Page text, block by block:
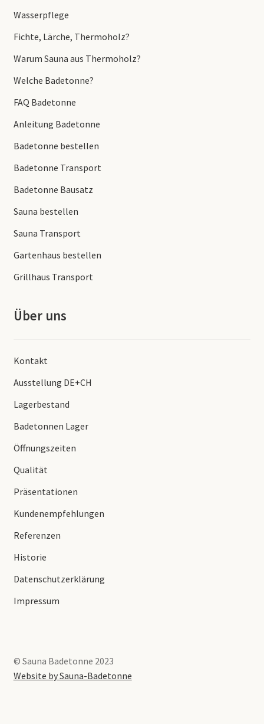
Wasserpflege
Fichte, Lärche, Thermoholz?
Warum Sauna aus Thermoholz?
Welche Badetonne?
FAQ Badetonne
Anleitung Badetonne
Badetonne bestellen
Badetonne Transport
Badetonne Bausatz
Sauna bestellen
Sauna Transport
Gartenhaus bestellen
Grillhaus Transport
Über uns
Kontakt
Ausstellung DE+CH
Lagerbestand
Badetonnen Lager
Öffnungszeiten
Qualität
Präsentationen
Kundenempfehlungen
Referenzen
Historie
Datenschutzerklärung
Impressum
© Sauna Badetonne 2023
Website by Sauna-Badetonne